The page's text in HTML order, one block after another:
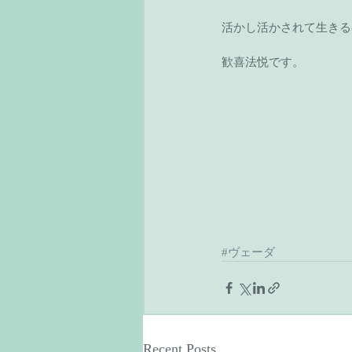
活かし活かされて生き
歓喜法悦です。
#ヴェーダ